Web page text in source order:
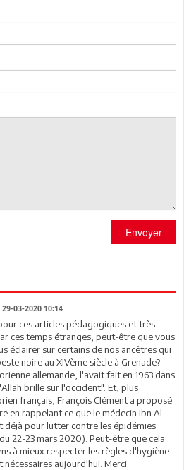
Envoyer
29-03-2020 10:14
ces articles pédagogiques et très
ces temps étranges, peut-être que vous
éclairer sur certains de nos ancêtres qui
noire au XIVème siècle à Grenade?
allemande, l'avait fait en 1963 dans
brille sur l'occident". Et, plus
français, François Clément a proposé
en rappelant ce que le médecin Ibn Al
déjà pour lutter contre les épidémies
22-23 mars 2020). Peut-être que cela
à mieux respecter les règles d'hygiène
aujourd'hui. Merci.